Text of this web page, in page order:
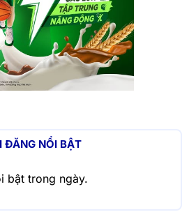
ĐĂNG NỔI BẬT
bật trong ngày.